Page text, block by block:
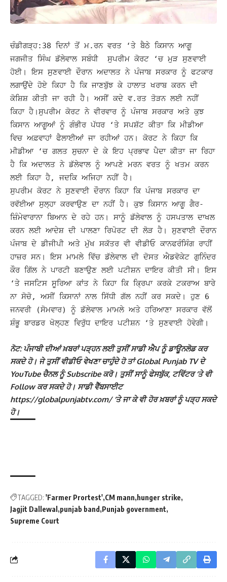
ਚੰਡੀਗੜ੍ਹ:38 ਦਿਨਾਂ ਤੋਂ ਮ.ਰਨ ਵਰਤ ‘ਤੇ ਬੈਠੇ ਕਿਸਾਨ ਆਗੂ
ਜਗਜੀਤ ਸਿੰਘ ਡੱਲੇਵਾਲ ਸਬੰਧੀ ਸੁਪਰੀਮ ਕੋਰਟ ‘ਚ ਮੁੜ ਸੁਣਵਾਈ
ਹੋਈ। ਇਸ ਸੁਣਵਾਈ ਦੌਰਾਨ ਅਦਾਲਤ ਨੇ ਪੰਜਾਬ ਸਰਕਾਰ ਨੂੰ ਫਟਕਾਰ
ਲਗਾਉਂਦੇ ਹੋਏ ਕਿਹਾ ਹੈ ਕਿ ਜਾਣਬੁੱਝ ਕੇ ਹਾਲਾਤ ਖਰਾਬ ਕਰਨ ਦੀ
ਕੋਸ਼ਿਸ਼ ਕੀਤੀ ਜਾ ਰਹੀ ਹੈ। ਅਸੀਂ ਕਦੇ ਵ.ਰਤ ਤੋੜਨ ਲਈ ਨਹੀਂ
ਕਿਹਾ ਹੈ।ਸੁਪਰੀਮ ਕੋਰਟ ਨੇ ਵੀਰਵਾਰ ਨੂੰ ਪੰਜਾਬ ਸਰਕਾਰ ਅਤੇ ਕੁਝ
ਕਿਸਾਨ ਆਗੂਆਂ ਨੂੰ ਗੰਭੀਰ ਪੱਧਰ ‘ਤੇ ਸਪਸ਼ੱਟ ਕੀਤਾ ਕਿ ਮੀਡੀਆ
ਵਿਚ ਅਫ਼ਵਾਹਾਂ ਫੈਲਾਈਆਂ ਜਾ ਰਹੀਆਂ ਹਨ। ਕੋਰਟ ਨੇ ਕਿਹਾ ਕਿ
ਮੀਡੀਆ ‘ਚ ਗਲਤ ਸੁਚਨਾ ਦੇ ਕੇ ਇਹ ਪ੍ਰਭਾਵ ਪੈਦਾ ਕੀਤਾ ਜਾ ਰਿਹਾ
ਹੈ ਕਿ ਅਦਾਲਤ ਨੇ ਡੱਲੇਵਾਲ ਨੂੰ ਆਪਣੇ ਮਰਨ ਵਰਤ ਨੂੰ ਖਤਮ ਕਰਨ
ਲਈ ਕਿਹਾ ਹੈ, ਜਦਕਿ ਅਜਿਹਾ ਨਹੀਂ ਹੈ।
ਸੁਪਰੀਮ ਕੋਰਟ ਨੇ ਸੁਣਵਾਈ ਦੌਰਾਨ ਕਿਹਾ ਕਿ ਪੰਜਾਬ ਸਰਕਾਰ ਦਾ
ਰਵੱਈਆ ਸੁਲ੍ਹਾ ਕਰਵਾਉਣ ਦਾ ਨਹੀਂ ਹੈ। ਕੁਝ ਕਿਸਾਨ ਆਗੂ ਗੈਰ-
ਜ਼ਿੰਮੇਵਾਰਾਨਾ ਬਿਆਨ ਦੇ ਰਹੇ ਹਨ। ਸਾਨੂੰ ਡੱਲੇਵਾਲ ਨੂੰ ਹਸਪਤਾਲ ਦਾਖਲ
ਕਰਨ ਲਈ ਆਦੇਸ਼ ਦੀ ਪਾਲਣਾ ਰਿਪੋਰਟ ਦੀ ਲੋੜ ਹੈ। ਸੁਣਵਾਈ ਦੌਰਾਨ
ਪੰਜਾਬ ਦੇ ਡੀਜੀਪੀ ਅਤੇ ਮੁੱਖ ਸਕੱਤਰ ਵੀ ਵੀਡੀਓ ਕਾਨਫਰੰਸਿੰਗ ਰਾਹੀਂ
ਹਾਜ਼ਰ ਸਨ।ਇਸ ਮਾਮਲੇ ਵਿੱਚ ਡੱਲੇਵਾਲ ਦੀ ਦੋਸਤ ਐਡਵੋਕੇਟ ਗੁਨਿੰਦਰ
ਕੌਰ ਗਿੱਲ ਨੇ ਪਾਰਟੀ ਬਣਾਉਣ ਲਈ ਪਟੀਸ਼ਨ ਦਾਇਰ ਕੀਤੀ ਸੀ। ਇਸ
‘ਤੇ ਜਸਟਿਸ ਸੂਰਿਆ ਕਾਂਤ ਨੇ ਕਿਹਾ ਕਿ ਕ੍ਰਿਪਾ ਕਰਕੇ ਟਕਰਾਅ ਬਾਰੇ
ਨਾ ਸੋਚੋ, ਅਸੀਂ ਕਿਸਾਨਾਂ ਨਾਲ ਸਿੱਧੀ ਗੱਲ ਨਹੀਂ ਕਰ ਸਕਦੇ। ਹੁਣ 6
ਜਨਵਰੀ (ਸੋਮਵਾਰ) ਨੂੰ ਡੱਲੇਵਾਲ ਮਾਮਲੇ ਅਤੇ ਹਰਿਆਣਾ ਸਰਕਾਰ ਵੱਲੋਂ
ਸ਼ੰਭੂ ਬਾਰਡਰ ਖੋਲ੍ਹਣ ਵਿਰੁੱਧ ਦਾਇਰ ਪਟੀਸ਼ਨ ‘ਤੇ ਸੁਣਵਾਈ ਹੋਵੇਗੀ।
ਨੋਟ: ਪੰਜਾਬੀ ਦੀਆਂ ਖ਼ਬਰਾਂ ਪੜ੍ਹਨ ਲਈ ਤੁਸੀਂ ਸਾਡੀ ਐਪ ਨੂੰ ਡਾਊਨਲੋਡ ਕਰ
ਸਕਦੇ ਹੋ। ਜੇ ਤੁਸੀਂ ਵੀਡੀਓ ਵੇਖਣਾ ਚਾਹੁੰਦੇ ਹੋ ਤਾਂ Global Punjab TV ਦੇ
YouTube ਚੈਨਲ ਨੂੰ Subscribe ਕਰੋ। ਤੁਸੀਂ ਸਾਨੂੰ ਫੇਸਬੁੱਕ, ਟਵਿੱਟਰ ‘ਤੇ ਵੀ
Follow ਕਰ ਸਕਦੇ ਹੋ। ਸਾਡੀ ਵੈੱਬਸਾਈਟ
https://globalpunjabtv.com/ ‘ਤੇ ਜਾ ਕੇ ਵੀ ਹੋਰ ਖ਼ਬਰਾਂ ਨੂੰ ਪੜ੍ਹ ਸਕਦੇ
ਹੋ।
TAGGED: 'Farmer Prortest' CM mann hunger strike
Jagjit Dallewal punjab band Punjab government
Supreme Court